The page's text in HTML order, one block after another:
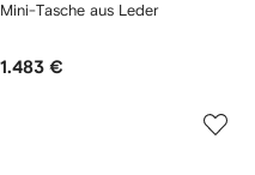
Mini-Tasche aus Leder
1.483 €